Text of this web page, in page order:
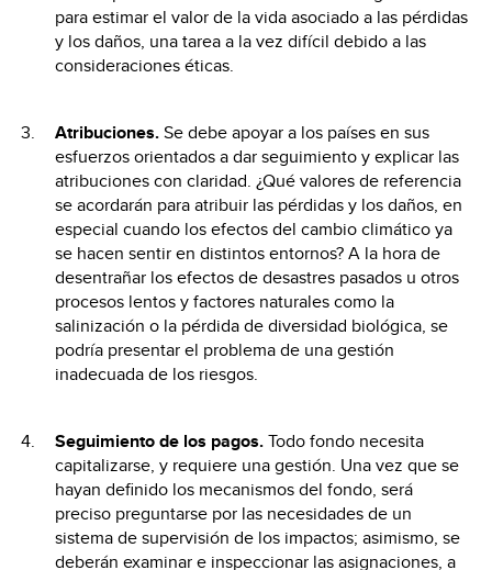
para estimar el valor de la vida asociado a las pérdidas
y los daños, una tarea a la vez difícil debido a las
consideraciones éticas.
Atribuciones.Se debe apoyar a los países en sus
esfuerzos orientados a dar seguimiento y explicar las
atribuciones con claridad. ¿Qué valores de referencia
se acordarán para atribuir las pérdidas y los daños, en
especial cuando los efectos del cambio climático ya
se hacen sentir en distintos entornos? A la hora de
desentrañar los efectos de desastres pasados u otros
procesos lentos y factores naturales como la
salinización o la pérdida de diversidad biológica, se
podría presentar el problema de una gestión
inadecuada de los riesgos.
Seguimiento de los pagos.Todo fondo necesita
capitalizarse, y requiere una gestión. Una vez que se
hayan definido los mecanismos del fondo, será
preciso preguntarse por las necesidades de un
sistema de supervisión de los impactos; asimismo, se
deberán examinar e inspeccionar las asignaciones, a